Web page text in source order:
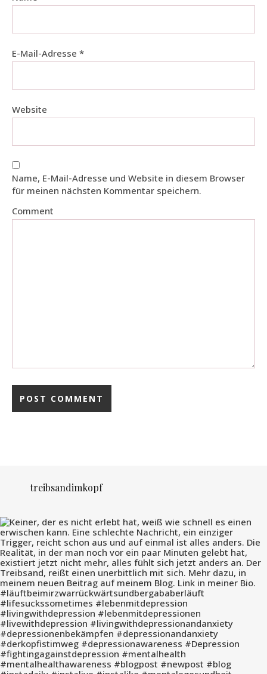
E-Mail-Adresse *
Website
Name, E-Mail-Adresse und Website in diesem Browser
für meinen nächsten Kommentar speichern.
Comment
treibsandimkopf